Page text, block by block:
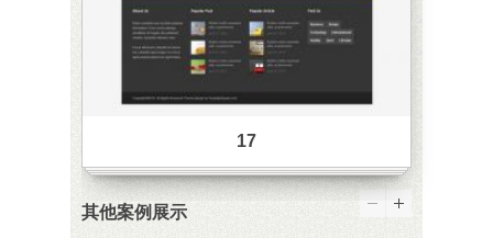
17
其他案例展示